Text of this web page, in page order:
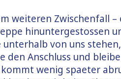
weiteren Zwischenfall –
hinuntergestossen
von uns
Anschluss und
wenig spaeter